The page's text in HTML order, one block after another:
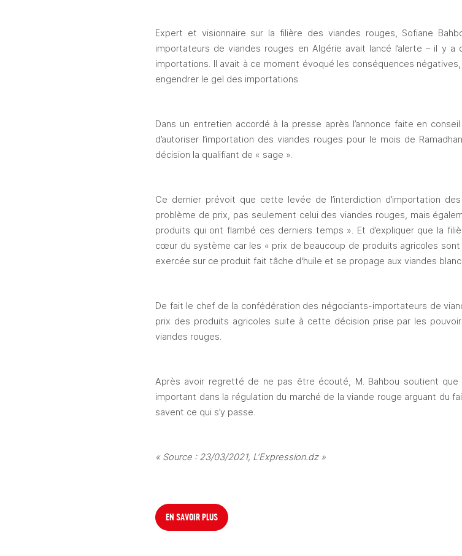
Expert et visionnaire sur la filière des viandes rouges, Sofiane
importateurs de viandes rouges en Algérie avait lancé l’alerte – il y
importations. Il avait à ce moment évoqué les conséquences
engendrer le gel des importations.
Dans un entretien accordé à la presse après l’annonce faite en
d’autoriser l’importation des viandes rouges pour le mois de
décision la qualifiant de « sage ».
Ce dernier prévoit que cette levée de l’interdiction d’importation
problème de prix, pas seulement celui des viandes rouges, mais
produits qui ont flambé ces derniers temps ». Et d’expliquer que la
cœur du système car les « prix de beaucoup de produits agricoles
exercée sur ce produit fait tâche d'huile et se propage aux viandes
De fait le chef de la confédération des négociants-importateurs de
prix des produits agricoles suite à cette décision prise par les
viandes rouges.
Après avoir regretté de ne pas être écouté, M. Bahbou soutient que
important dans la régulation du marché de la viande rouge arguant du
savent ce qui s’y passe.
« Source : 23/03/2021, L’Expression.dz »
EN SAVOIR PLUS